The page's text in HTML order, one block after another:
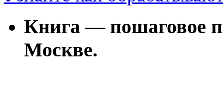
Книга — пошаговое
Москве.